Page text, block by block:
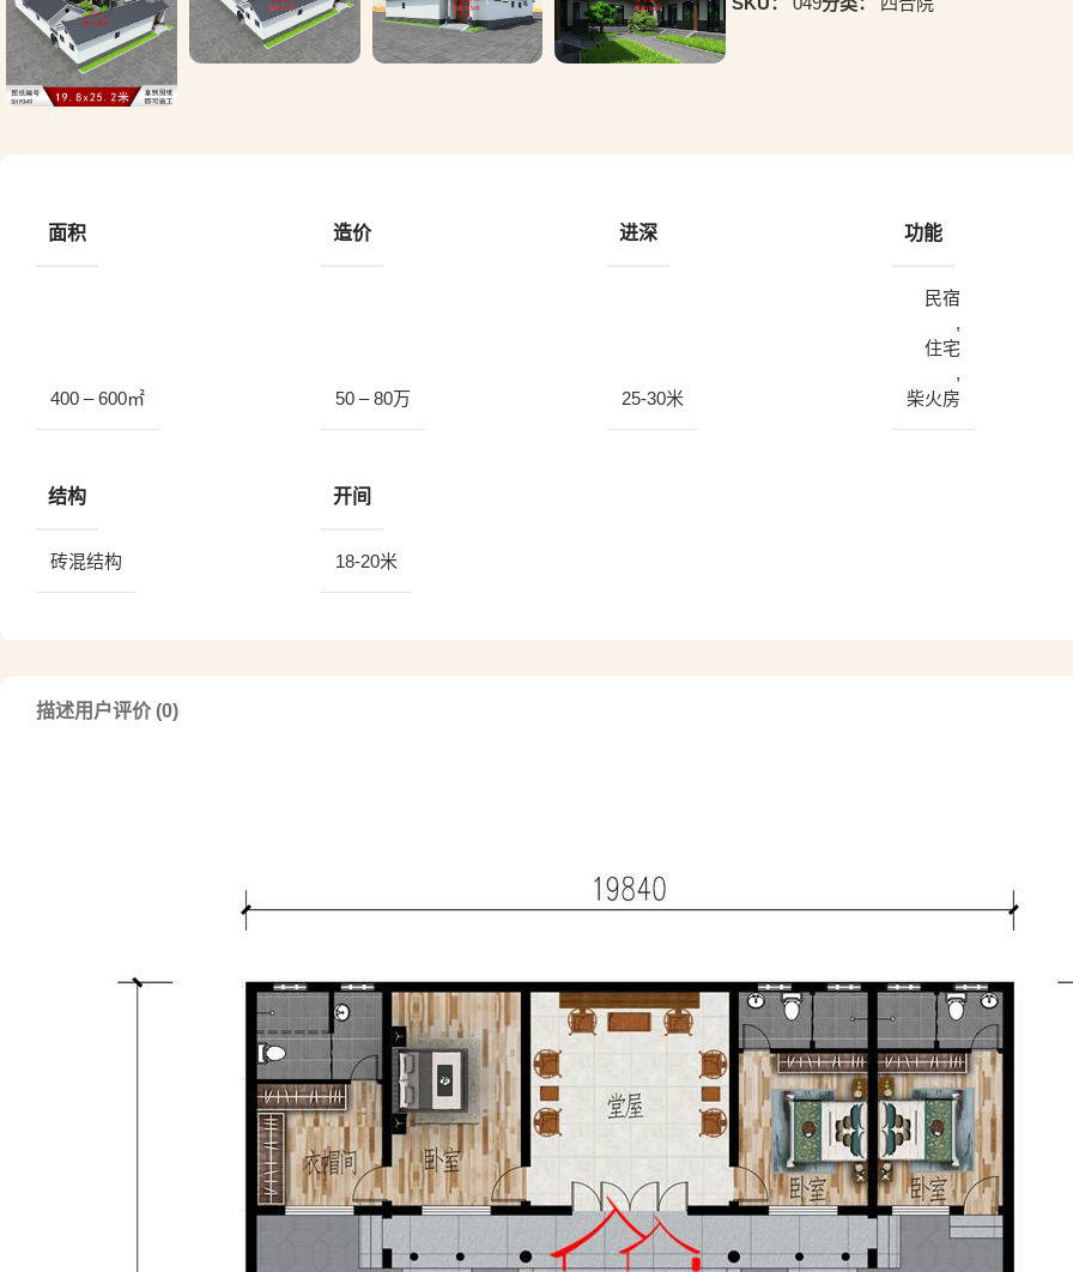
面积
400 – 600㎡
造价
50 – 80万
进深
25-30米
功能
民宿
,
住宅
,
柴火房
结构
砖混结构
开间
18-20米
描述用户评价 (0)